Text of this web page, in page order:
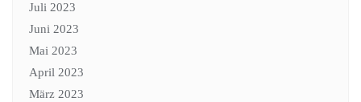
Juli 2023
Juni 2023
Mai 2023
April 2023
März 2023